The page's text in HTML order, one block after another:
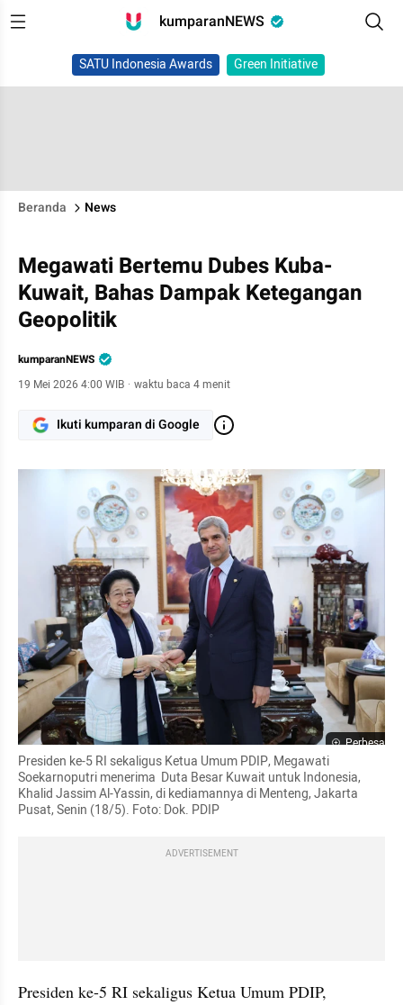
kumparanNEWS
SATU Indonesia Awards Green Initiative
Beranda News
Megawati Bertemu Dubes Kuba-
Kuwait, Bahas Dampak Ketegangan
Geopolitik
kumparanNEWS
19 Mei 2026 4:00 WIB · waktu baca 4 menit
Ikuti kumparan di Google
Perbesar
Presiden ke-5 RI sekaligus Ketua Umum PDIP, Megawati
Soekarnoputri menerima  Duta Besar Kuwait untuk Indonesia,
Khalid Jassim Al-Yassin, di kediamannya di Menteng, Jakarta
Pusat, Senin (18/5). Foto: Dok. PDIP
ADVERTISEMENT
Presiden ke-5 RI sekaligus Ketua Umum PDIP,